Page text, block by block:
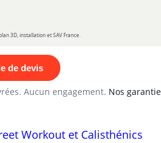
3D, installation et SAV France.
de devis
Aucun engagement. Nos
Workout et Calisthénics